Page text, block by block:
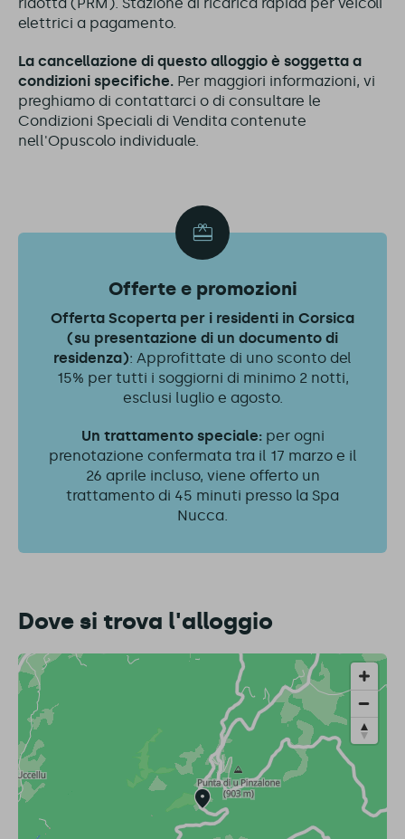
elettrici a pagamento.
La cancellazione di questo alloggio è soggetta a
condizioni specifiche. Per maggiori informazioni, vi
preghiamo di contattarci o di consultare le
Condizioni Speciali di Vendita contenute
nell'Opuscolo individuale.
Offerte e promozioni
Offerta Scoperta per i residenti in Corsica
(su presentazione di un documento di
residenza): Approfittate di uno sconto del
15% per tutti i soggiorni di minimo 2 notti,
esclusi luglio e agosto.
Un trattamento speciale:per ogni
prenotazione confermata tra il 17 marzo e il
26 aprile incluso, viene offerto un
trattamento di 45 minuti presso la Spa
Nucca.
Dove si trova l'alloggio